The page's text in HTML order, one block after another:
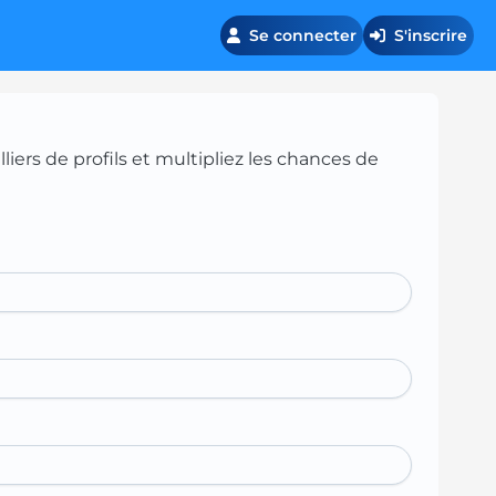
Se connecter S'inscrire
de profils et multipliez les chances de